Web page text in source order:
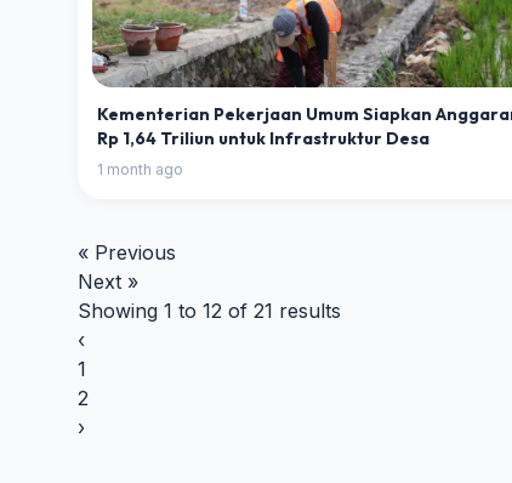
Kementerian Pekerjaan Umum Siapkan
Rp 1,64 Triliun untuk Infrastruktur Desa
1 month ago
« Previous
Next »
Showing 1 to 12 of 21 results
‹
1
2
›